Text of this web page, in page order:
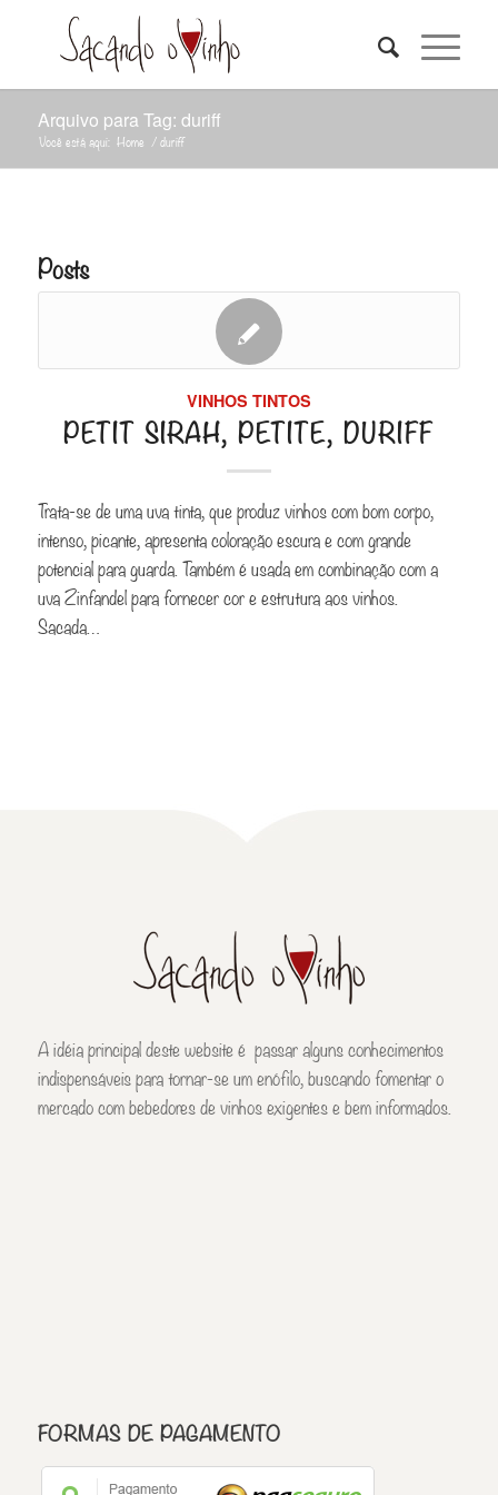
Arquivo para Tag: duriff
Você está aqui: Home /duriff
Posts
VINHOS TINTOS
PETIT SIRAH, PETITE, DURIFF
Trata-se de uma uva tinta, que produz vinhos com bom corpo,
intenso, picante, apresenta coloração escura e com grande
potencial para guarda. Também é usada em combinação com a
uva Zinfandel para fornecer cor e estrutura aos vinhos.
Sacada…
A idéia principal deste website é passar alguns conhecimentos
indispensáveis para tornar-se um enófilo, buscando fomentar o
mercado com bebedores de vinhos exigentes e bem informados.
FORMAS DE PAGAMENTO